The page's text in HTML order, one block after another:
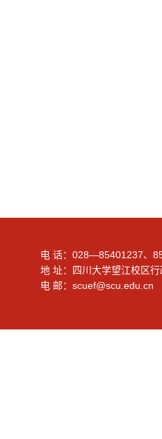
电 话：028—85401237、
地 址：四川大学望江校区
电 邮：scuef@scu.edu.cn